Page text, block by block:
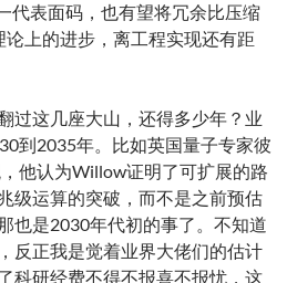
代表面码，也有望将冗余比压缩
上的进步，离工程实现还有距
过这几座大山，还得多少年？业
到2035年。比如英国量子专家彼
他认为Willow证明了可扩展的路
级运算的突破，而不是之前预估
也是2030年代初的事了。不知道
反正我是觉着业界大佬们的估计
科研经费不得不报喜不报忧，这